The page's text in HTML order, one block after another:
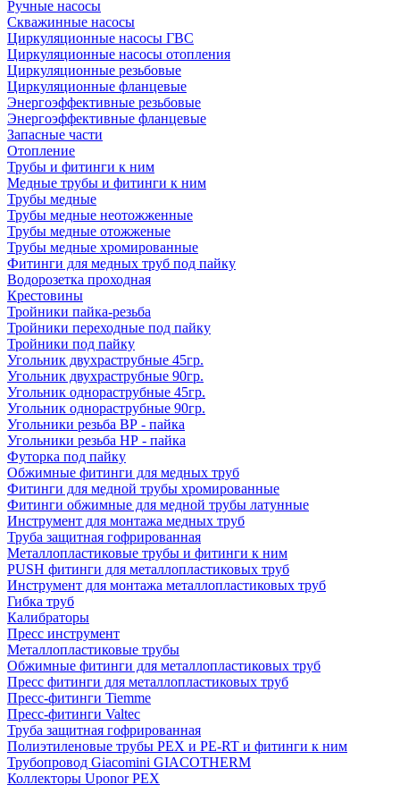
Ручные насосы
Скважинные насосы
Циркуляционные насосы ГВС
Циркуляционные насосы отопления
Циркуляционные резьбовые
Циркуляционные фланцевые
Энергоэффективные резьбовые
Энергоэффективные фланцевые
Запасные части
Отопление
Трубы и фитинги к ним
Медные трубы и фитинги к ним
Трубы медные
Трубы медные неотожженные
Трубы медные отожженые
Трубы медные хромированные
Фитинги для медных труб под пайку
Водорозетка проходная
Крестовины
Тройники пайка-резьба
Тройники переходные под пайку
Тройники под пайку
Угольник двухраструбные 45гр.
Угольник двухраструбные 90гр.
Угольник однораструбные 45гр.
Угольник однораструбные 90гр.
Угольники резьба ВР - пайка
Угольники резьба НР - пайка
Футорка под пайку
Обжимные фитинги для медных труб
Фитинги для медной трубы хромированные
Фитинги обжимные для медной трубы латунные
Инструмент для монтажа медных труб
Труба защитная гофрированная
Металлопластиковые трубы и фитинги к ним
PUSH фитинги для металлопластиковых труб
Инструмент для монтажа металлопластиковых труб
Гибка труб
Калибраторы
Пресс инструмент
Металлопластиковые трубы
Обжимные фитинги для металлопластиковых труб
Пресс фитинги для металлопластиковых труб
Пресс-фитинги Tiemme
Пресс-фитинги Valtec
Труба защитная гофрированная
Полиэтиленовые трубы PEX и PE-RT и фитинги к ним
Трубопровод Giacomini GIACOTHERM
Коллекторы Uponor PEX